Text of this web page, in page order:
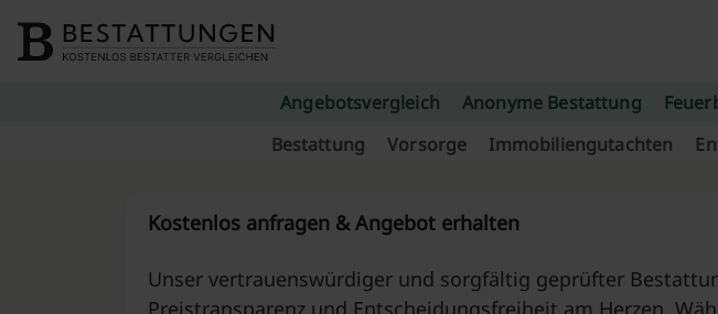
Angebotsvergleich Anonyme Bestattung
Bestattung
Vorsorge Immobiliengutachten
Kostenlos anfragen & Angebot erhalten
Unser vertrauenswürdiger und sorgfältig geprüfter
Preistransparenz und Entscheidungsfreiheit am Herzen.